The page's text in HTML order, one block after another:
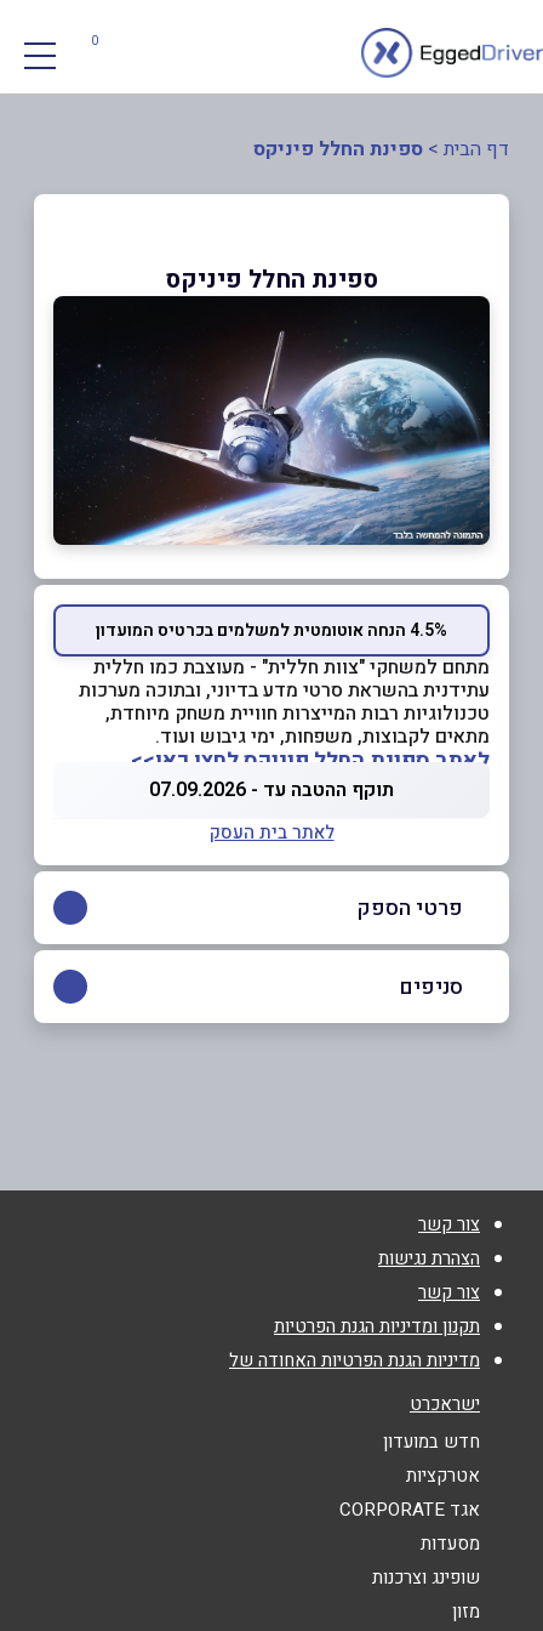
0
דף הבית > ספינת החלל פיניקס
ספינת החלל פיניקס
4.5% הנחה אוטומטית למשלמים בכרטיס המועדון
מתחם למשחקי "צוות חללית" - מעוצבת כמו חללית
עתידנית בהשראת סרטי מדע בדיוני, ובתוכה מערכות
טכנולוגיות רבות המייצרות חוויית משחק מיוחדת,
מתאים לקבוצות, משפחות, ימי גיבוש ועוד.
לאתר ספינת החלל פיניקס לחצו כאן>>
תוקף ההטבה עד - 07.09.2026
לאתר בית העסק
פרטי הספק
באתר
טלפון*
אנא חזרו אלי בקשר ל...
הודעה
סניפים
צור קשר
הצהרת נגישות
צור קשר
תקנון ומדיניות הגנת הפרטיות
מדיניות הגנת הפרטיות האחודה של
ישראכרט
חדש במועדון
אטרקציות
אגד CORPORATE
מסעדות
שופינג וצרכנות
מזון